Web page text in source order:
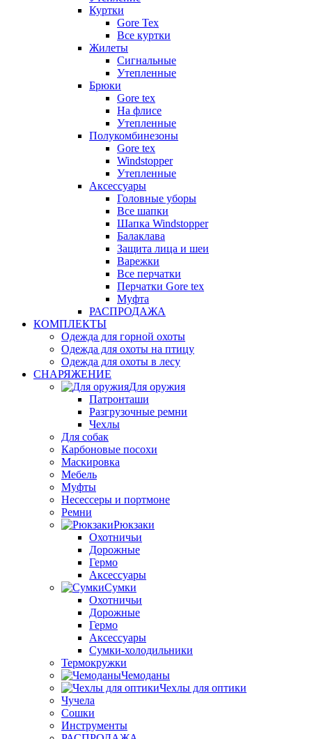
Куртки
Gore Tex
Все куртки
Жилеты
Сигнальные
Утепленные
Брюки
Gore tex
На флисе
Утепленные
Полукомбинезоны
Gore tex
Windstopper
Утепленные
Аксессуары
Головные уборы
Все шапки
Шапка Windstopper
Балаклава
Защита лица и шеи
Варежки
Все перчатки
Перчатки Gore tex
Муфта
РАСПРОДАЖА
КОМПЛЕКТЫ
Одежда для горной охоты
Одежда для охоты на птицу
Одежда для охоты в лесу
СНАРЯЖЕНИЕ
Для оружия
Патронташи
Разгрузочные ремни
Чехлы
Для собак
Карбоновые посохи
Маскировка
Мебель
Муфты
Несессеры и портмоне
Ремни
Рюкзаки
Охотничьи
Дорожные
Гермо
Аксессуары
Сумки
Охотничьи
Дорожные
Гермо
Аксессуары
Сумки-холодильники
Термокружки
Чемоданы
Чехлы для оптики
Чучела
Сошки
Инструменты